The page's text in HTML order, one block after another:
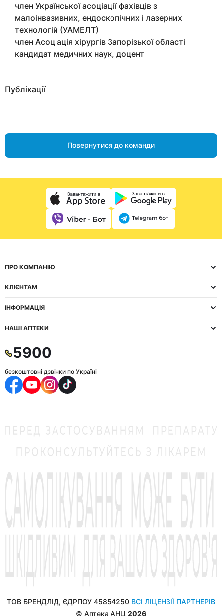
член Української асоціації фахівців з
малоінвазивних, ендоскопічних і лазерних
технологій (УАМЕЛТ)
член Асоціація хірургів Запорізької області
кандидат медичних наук, доцент
Публікації
Повернутися до команди
ПРО КОМПАНІЮ
КЛІЄНТАМ
ІНФОРМАЦІЯ
НАШІ АПТЕКИ
5900
безкоштовні дзвінки по Україні
ТОВ БРЕНДЛІД, ЄДРПОУ 45854250 ВСІ ЛІЦЕНЗІЇ ПАРТНЕРІВ
© Аптека АНЦ 2026